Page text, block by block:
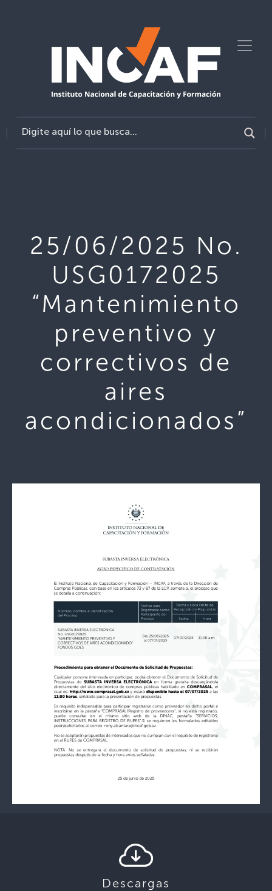
25/06/2025 No.
USG0172025
“Mantenimiento
preventivo y
correctivos de
aires
acondicionados”
Descargas